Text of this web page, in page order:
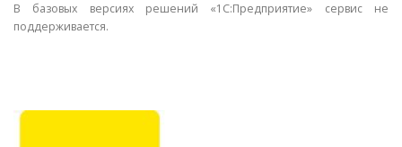
В базовых версиях решений «1С:Предприятие» сервис не
поддерживается.